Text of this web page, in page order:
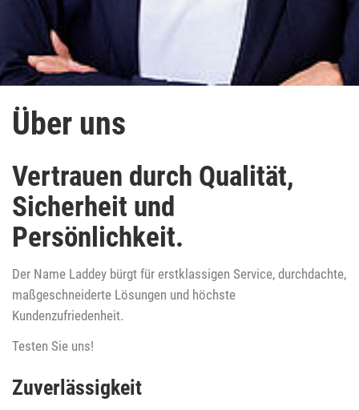
Über uns
Vertrauen durch Qualität,
Sicherheit und
Persönlichkeit.
Der Name Laddey bürgt für erstklassigen Service, durchdachte,
maßgeschneiderte Lösungen und höchste
Kundenzufriedenheit.
Testen Sie uns!
Zuverlässigkeit